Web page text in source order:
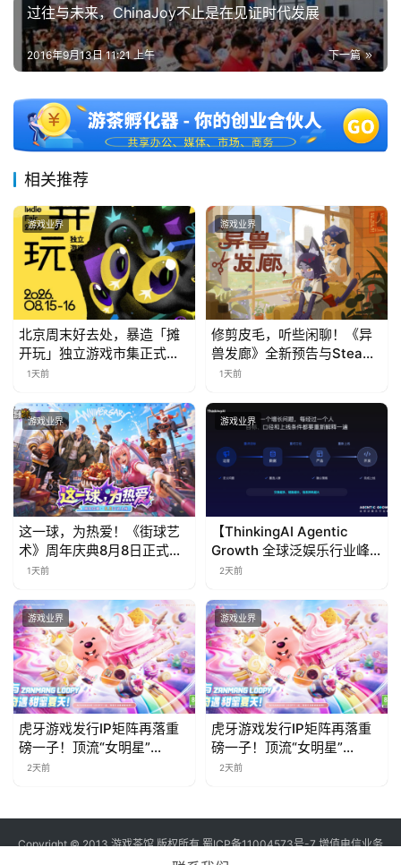
海
站
中
中
国
过往与未来，ChinaJoy不止是在见证时代发展
下一篇
2016年9月13日 11:21 上午
相关推荐
游戏业界
北京周末好去处，暴造「摊
开玩」独立游戏市集正式开
票！
1天前
游戏业界
修剪皮毛，听些闲聊！《异
兽发廊》全新预告与Steam
免费试玩公开
1天前
游戏业界
这一球，为热爱！《街球艺
术》周年庆典8月8日正式上
线，多重福利与全新内容同
1天前
游戏业界
【ThinkingAI Agentic
Growth 全球泛娱乐行业峰
会】Agent 时代，人到底负
2天前
游戏业界
虎牙游戏发行IP矩阵再落重
磅一子！顶流“女明星”
ZANMANG LOOPY 正版3D
2天前
游戏业界
虎牙游戏发行IP矩阵再落重
磅一子！顶流“女明星”
ZANMANG LOOPY 正版3D
2天前
Copyright © 2013 游戏茶馆 版权所有蜀ICP备11004573号-7增值电信业务
经营许可证 川B2-20170060号